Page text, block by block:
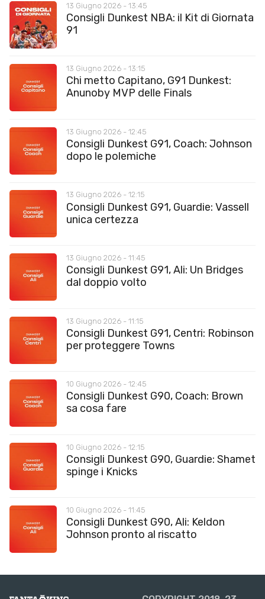
13 Giugno 2026 - 13:45
Consigli Dunkest NBA: il Kit di Giornata
91
13 Giugno 2026 - 13:15
Chi metto Capitano, G91 Dunkest:
Anunoby MVP delle Finals
13 Giugno 2026 - 12:45
Consigli Dunkest G91, Coach: Johnson
dopo le polemiche
13 Giugno 2026 - 12:15
Consigli Dunkest G91, Guardie: Vassell
unica certezza
13 Giugno 2026 - 11:45
Consigli Dunkest G91, Ali: Un Bridges
dal doppio volto
13 Giugno 2026 - 11:15
Consigli Dunkest G91, Centri: Robinson
per proteggere Towns
10 Giugno 2026 - 12:45
Consigli Dunkest G90, Coach: Brown
sa cosa fare
10 Giugno 2026 - 12:15
Consigli Dunkest G90, Guardie: Shamet
spinge i Knicks
10 Giugno 2026 - 11:45
Consigli Dunkest G90, Ali: Keldon
Johnson pronto al riscatto